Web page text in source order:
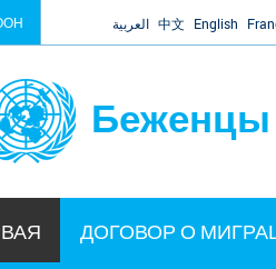
العربية 中文 English
Беженцы
ДОГОВОР О